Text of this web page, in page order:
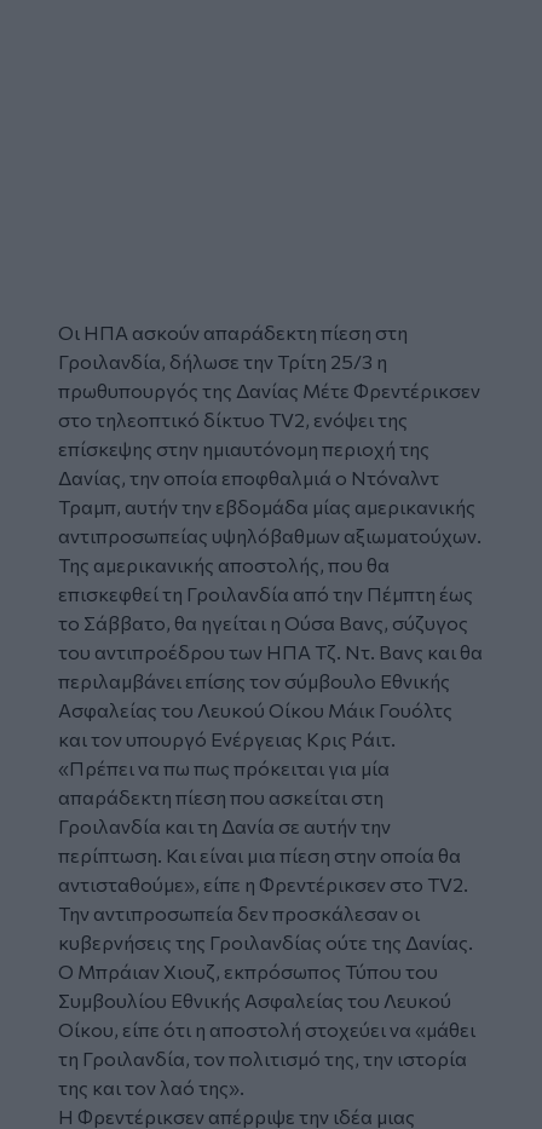
Oι ΗΠΑ ασκούν απαράδεκτη πίεση στη
Γροιλανδία, δήλωσε την Τρίτη 25/3 η
πρωθυπουργός της Δανίας Μέτε Φρεντέρικσεν
στο τηλεοπτικό δίκτυο TV2, ενόψει της
επίσκεψης στην ημιαυτόνομη περιοχή της
Δανίας, την οποία εποφθαλμιά ο Ντόναλντ
Τραμπ, αυτήν την εβδομάδα μίας αμερικανικής
αντιπροσωπείας υψηλόβαθμων αξιωματούχων.
Της αμερικανικής αποστολής, που θα
επισκεφθεί τη Γροιλανδία από την Πέμπτη έως
το Σάββατο, θα ηγείται η Ούσα Βανς, σύζυγος
του αντιπροέδρου των ΗΠΑ Τζ. Ντ. Βανς και θα
περιλαμβάνει επίσης τον σύμβουλο Εθνικής
Ασφαλείας του Λευκού Οίκου Μάικ Γουόλτς
και τον υπουργό Ενέργειας Κρις Ράιτ.
«Πρέπει να πω πως πρόκειται για μία
απαράδεκτη πίεση που ασκείται στη
Γροιλανδία και τη Δανία σε αυτήν την
περίπτωση. Και είναι μια πίεση στην οποία θα
αντισταθούμε», είπε η Φρεντέρικσεν στο TV2.
Την αντιπροσωπεία δεν προσκάλεσαν οι
κυβερνήσεις της Γροιλανδίας ούτε της Δανίας.
Ο Μπράιαν Χιουζ, εκπρόσωπος Τύπου του
Συμβουλίου Εθνικής Ασφαλείας του Λευκού
Οίκου, είπε ότι η αποστολή στοχεύει να «μάθει
τη Γροιλανδία, τον πολιτισμό της, την ιστορία
της και τον λαό της».
Η Φρεντέρικσεν απέρριψε την ιδέα μιας